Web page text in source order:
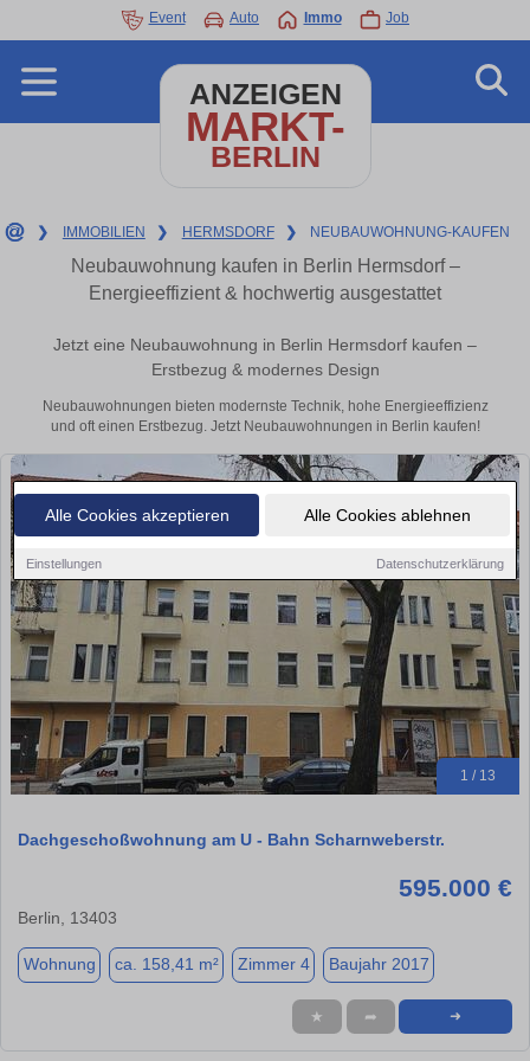
Alle Cookies akzeptieren Alle Cookies ablehnen
Einstellungen Datenschutzerklärung
Event Auto Immo Job
ANZEIGEN
MARKT-
BERLIN
❯ IMMOBILIEN ❯ HERMSDORF ❯ NEUBAUWOHNUNG-KAUFEN
Neubauwohnung kaufen in Berlin Hermsdorf –
Energieeffizient & hochwertig ausgestattet
Jetzt eine Neubauwohnung in Berlin Hermsdorf kaufen –
Erstbezug & modernes Design
Neubauwohnungen bieten modernste Technik, hohe Energieeffizienz
und oft einen Erstbezug. Jetzt Neubauwohnungen in Berlin kaufen!
1 / 13
Dachgeschoßwohnung am U - Bahn Scharnweberstr.
595.000 €
Berlin, 13403
Wohnung ca. 158,41 m² Zimmer 4 Baujahr 2017
★ ➦ ➜